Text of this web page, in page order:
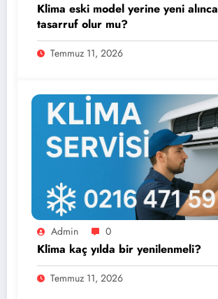
Klima eski model yerine yeni alınca
tasarruf olur mu?
Temmuz 11, 2026
Admin 0
Klima kaç yılda bir yenilenmeli?
Temmuz 11, 2026